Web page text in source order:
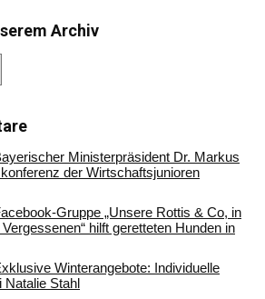
Archiv
Ministerpräsident Dr. Markus
der Wirtschaftsjunioren
Gruppe „Unsere Rottis & Co, in
hilft geretteten Hunden in
Winterangebote: Individuelle
Stahl